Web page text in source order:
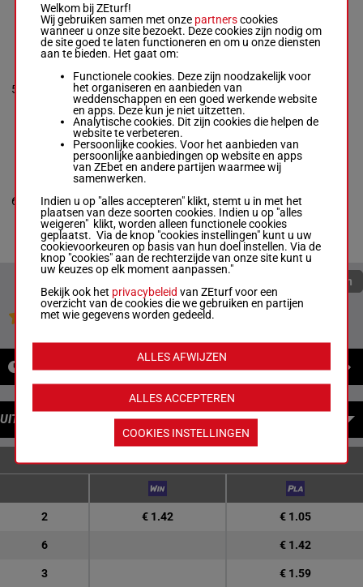
1p (25) 2p 5p
5
LUCIUS VERUS
Axel Concepcion
Aaron M. West
R/4 -56
5p 3p (25) 1p 9p
R/456 kg
5p 3p
(25) 1p
9p
5
6
BRING THE
Tyler Gaffalione
D. Whitworth
Beckman
Box: 6 -R/4 -56
1p (25) 3p
R/456 kg
1p (25)
3p
6
Quoteringen verversen
Jouw favoriete paarden
NIEUWS
UITBETALINGEN
ENKELVOUDIGE WEDDENSCHAPPEN
2 € 1.42 € 1.05
6 € 1.42
3 € 1.59
Welkom bij ZEturf!
Wij gebruiken samen met onze partnerscookies
wanneer u onze site bezoekt. Deze cookies zijn nodig om
de site goed te laten functioneren en om u onze diensten
aan te bieden. Het gaat om:
Functionele cookies. Deze zijn noodzakelijk voor
het organiseren en aanbieden van
weddenschappen en een goed werkende website
en apps. Deze kun je niet uitzetten.
Analytische cookies. Dit zijn cookies die helpen de
website te verbeteren.
Persoonlijke cookies. Voor het aanbieden van
persoonlijke aanbiedingen op website en apps
van ZEbet en andere partijen waarmee wij
samenwerken.
Indien u op "alles accepteren" klikt, stemt u in met het
plaatsen van deze soorten cookies. Indien u op "alles
weigeren" klikt, worden alleen functionele cookies
geplaatst. Via de knop "cookies instellingen" kunt u uw
cookievoorkeuren op basis van hun doel instellen. Via de
knop "cookies" aan de rechterzijde van onze site kunt u
uw keuzes op elk moment aanpassen."
Bekijk ook het privacybeleid van ZEturf voor een
overzicht van de cookies die we gebruiken en partijen
met wie gegevens worden gedeeld.
ALLES ACCEPTEREN
ALLES AFWIJZEN
COOKIES INSTELLINGEN